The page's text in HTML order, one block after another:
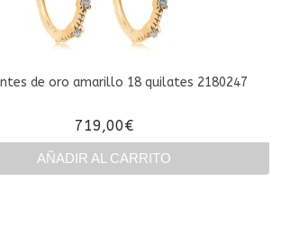
de oro amarillo 18 quilates 2180247
719,00€
AÑADIR AL CARRITO